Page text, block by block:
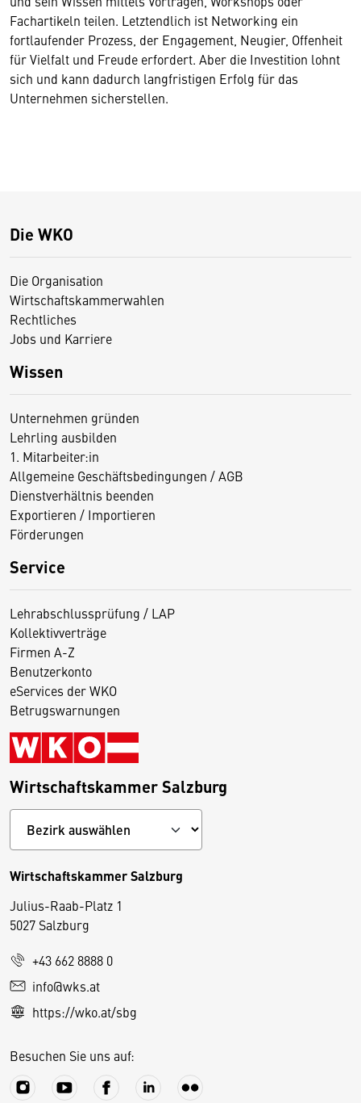
Fachartikeln teilen. Letztendlich ist Networking ein
fortlaufender Prozess, der Engagement, Neugier, Offenheit
für Vielfalt und Freude erfordert. Aber die Investition lohnt
sich und kann dadurch langfristigen Erfolg für das
Unternehmen sicherstellen.
Die WKO
Die Organisation
Wirtschaftskammerwahlen
Rechtliches
Jobs und Karriere
Wissen
Unternehmen gründen
Lehrling ausbilden
1. Mitarbeiter:in
Allgemeine Geschäftsbedingungen / AGB
Dienstverhältnis beenden
Exportieren / Importieren
Förderungen
Service
Lehrabschlussprüfung / LAP
Kollektivverträge
Firmen A-Z
Benutzerkonto
eServices der WKO
Betrugswarnungen
Wirtschaftskammer Salzburg
Wirtschaftskammer Salzburg
Julius-Raab-Platz 1
5027 Salzburg
+43 662 8888 0
info@wks.at
https://wko.at/sbg
Besuchen Sie uns auf:
D
e
s
S
e